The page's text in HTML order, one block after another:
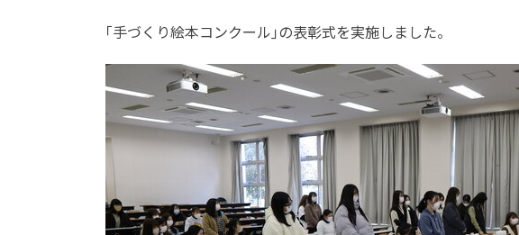
｢手づくり絵本コンクール｣の表彰式を実施しました。